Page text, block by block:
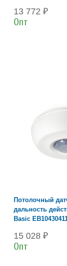
13 772 ₽
Опт
Потолочный
дальность
Basic
15 028 ₽
Опт